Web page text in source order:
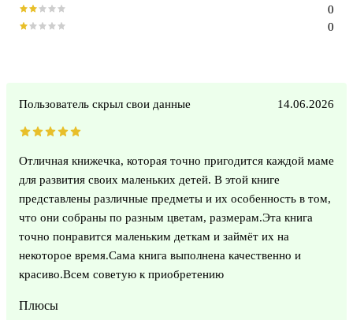
0
0
Пользователь скрыл свои данные 14.06.2026
Отличная книжечка, которая точно пригодится каждой маме
для развития своих маленьких детей. В этой книге
представлены различные предметы и их особенность в том,
что они собраны по разным цветам, размерам.Эта книга
точно понравится маленьким деткам и займёт их на
некоторое время.Сама книга выполнена качественно и
красиво.Всем советую к приобретению
Плюсы